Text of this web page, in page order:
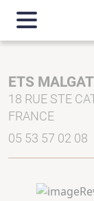
ETS MALGAT
18 RUE STE
FRANCE
05 53 57 02 08